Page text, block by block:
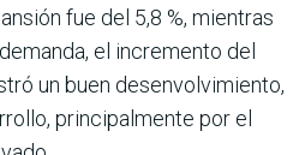
fue del 5,8 %, mientras
el incre­mento del
un buen desenvol­vimiento,
principalmente por el